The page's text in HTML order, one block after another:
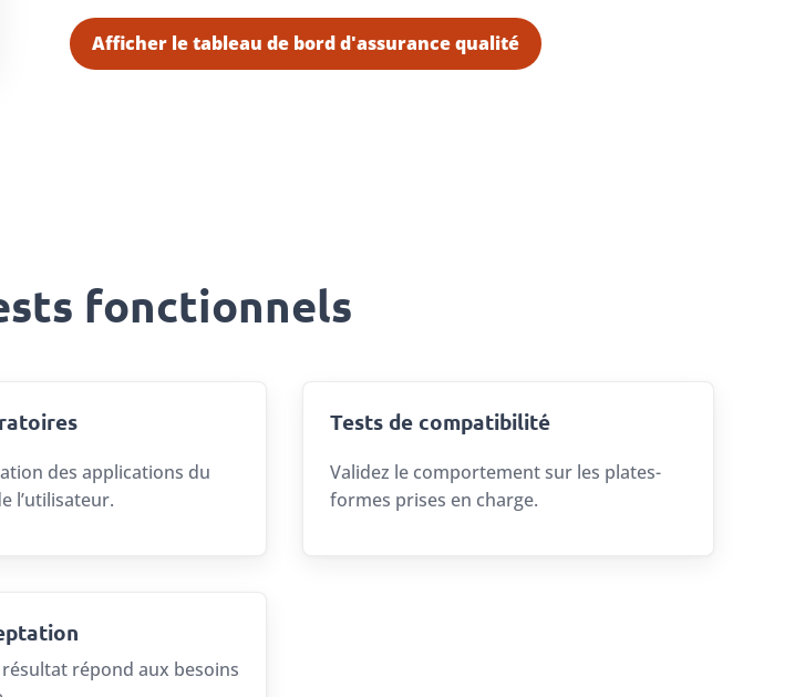
Afficher le tableau de bord d'assurance qualité
fonctionnels
des applications du
l’utilisateur.
Tests de compatibilité
Validez le comportement sur les plates-
formes prises en charge.
répond aux besoins